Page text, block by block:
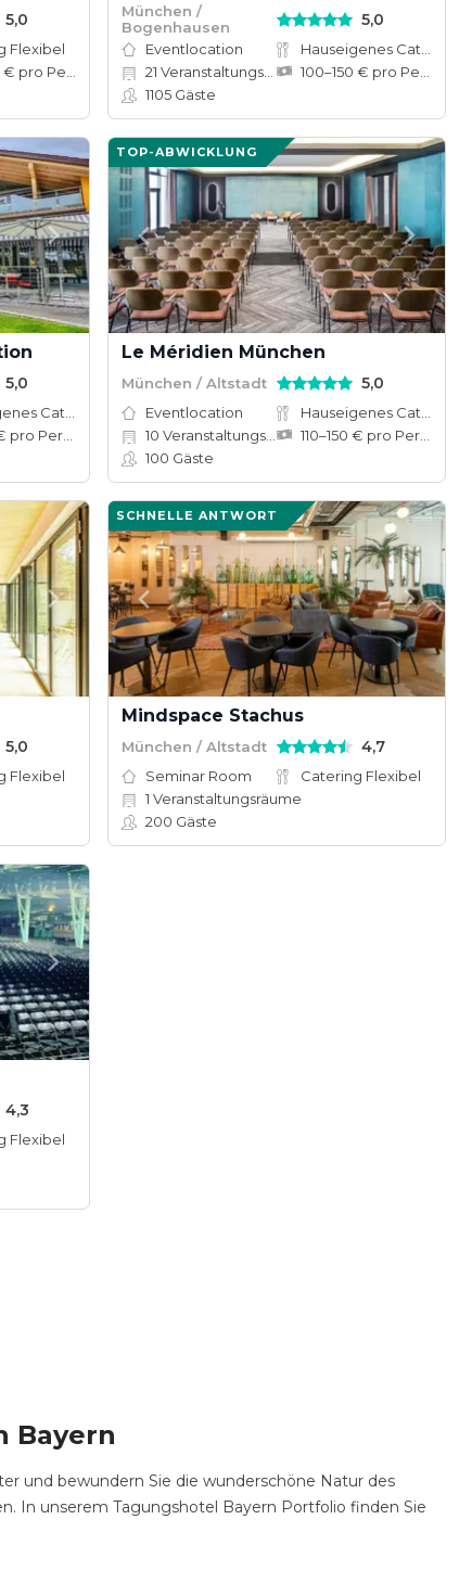
5,0
Flexibel
München /
Bogenhausen
5,0
Eventlocation
21 Veranstaltungsräume
1105 Gäste
5,0
TOP-ABWICKLUNG
Le Méridien München
München / Altstadt 5,0
Eventlocation
10 Veranstaltungsräume
100 Gäste
5,0
Flexibel
SCHNELLE ANTWORT
Mindspace Stachus
München / Altstadt 4,7
Seminar Room
Catering Flexibel
1 Veranstaltungsräume
200 Gäste
4,3
Flexibel
Bayern
und bewundern Sie die wunderschöne Natur des
In unserem Tagungshotel Bayern Portfolio finden Sie